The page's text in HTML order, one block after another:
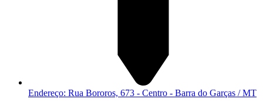
Endereço: Rua Bororos, 673 - Centro - Barra do Garças / MT